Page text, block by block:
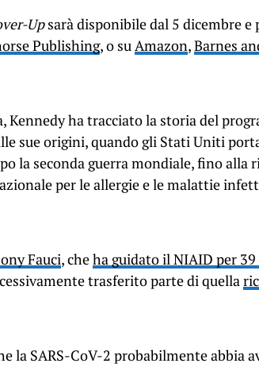
Upsarà disponibile dal 5 dicembre e
Publishing, o suAmazon,Barnes
Kennedy ha tracciato la storia del
sue origini, quando gli Stati Uniti
la seconda guerra mondiale, fino
per le allergie e le malattie
Fauci, cheha guidato il NIAID per
trasferito parte di quella
la SARS-CoV-2 probabilmente abbia